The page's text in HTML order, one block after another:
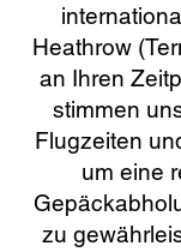
Heathrow
an Ihren
stimmen
Flugzeiten
um eine
zu